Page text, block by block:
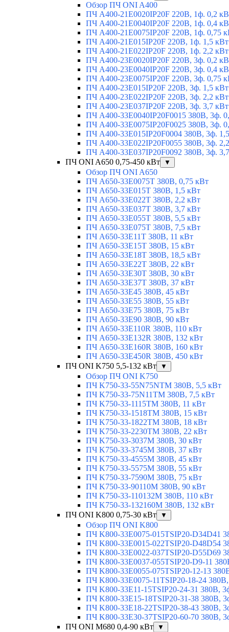
Обзор ПЧ ONI A400
ПЧ A400-21E0020IP20F 220В, 1ф. 0,2
ПЧ A400-21E0040IP20F 220В, 1ф. 0,4
ПЧ A400-21E0075IP20F 220В, 1ф. 0,75
ПЧ A400-21E015IP20F 220В, 1ф. 1,5 кВт
ПЧ A400-21E022IP20F 220В, 1ф. 2,2 кВт
ПЧ A400-23E0020IP20F 220В, 3ф. 0,2
ПЧ A400-23E0040IP20F 220В, 3ф. 0,4
ПЧ A400-23E0075IP20F 220В, 3ф. 0,75
ПЧ A400-23E015IP20F 220В, 3ф. 1,5 кВт
ПЧ A400-23E022IP20F 220В, 3ф. 2,2 кВт
ПЧ A400-23E037IP20F 220В, 3ф. 3,7 кВт
ПЧ A400-33E0040IP20F0015 380В, 3ф.
ПЧ A400-33E0075IP20F0025 380В, 3ф.
ПЧ A400-33E015IP20F0004 380В, 3ф.
ПЧ A400-33E022IP20F0055 380В, 3ф.
ПЧ A400-33E037IP20F0092 380В, 3ф.
ПЧ ONI A650 0,75-450 кВт
▼
Обзор ПЧ ONI A650
ПЧ A650-33E0075T 380В, 0,75 кВт
ПЧ A650-33E015T 380В, 1,5 кВт
ПЧ A650-33E022T 380В, 2,2 кВт
ПЧ A650-33E037T 380В, 3,7 кВт
ПЧ A650-33E055T 380В, 5,5 кВт
ПЧ A650-33E075T 380В, 7,5 кВт
ПЧ A650-33E11T 380В, 11 кВт
ПЧ A650-33E15T 380В, 15 кВт
ПЧ A650-33E18T 380В, 18,5 кВт
ПЧ A650-33E22T 380В, 22 кВт
ПЧ A650-33E30T 380В, 30 кВт
ПЧ A650-33E37T 380В, 37 кВт
ПЧ A650-33E45 380В, 45 кВт
ПЧ A650-33E55 380В, 55 кВт
ПЧ A650-33E75 380В, 75 кВт
ПЧ A650-33E90 380В, 90 кВт
ПЧ A650-33E110R 380В, 110 кВт
ПЧ A650-33E132R 380В, 132 кВт
ПЧ A650-33E160R 380В, 160 кВт
ПЧ A650-33E450R 380В, 450 кВт
ПЧ ONI K750 5,5-132 кВт
▼
Обзор ПЧ ONI K750
ПЧ K750-33-55N75NTM 380В, 5,5 кВт
ПЧ K750-33-75N11TM 380В, 7,5 кВт
ПЧ K750-33-1115TM 380В, 11 кВт
ПЧ K750-33-1518TM 380В, 15 кВт
ПЧ K750-33-1822TM 380В, 18 кВт
ПЧ K750-33-2230TM 380В, 22 кВт
ПЧ K750-33-3037M 380В, 30 кВт
ПЧ K750-33-3745M 380В, 37 кВт
ПЧ K750-33-4555M 380В, 45 кВт
ПЧ K750-33-5575M 380В, 55 кВт
ПЧ K750-33-7590M 380В, 75 кВт
ПЧ K750-33-90110M 380В, 90 кВт
ПЧ K750-33-110132M 380В, 110 кВт
ПЧ K750-33-132160M 380В, 132 кВт
ПЧ ONI K800 0,75-30 кВт
▼
Обзор ПЧ ONI K800
ПЧ K800-33E0075-015TSIP20-D34D41
ПЧ K800-33E0015-022TSIP20-D48D54
ПЧ K800-33E0022-037TSIP20-D55D69
ПЧ K800-33E0037-055TSIP20-D9-11
ПЧ K800-33E0055-075TSIP20-12-13
ПЧ K800-33E0075-11TSIP20-18-24
ПЧ K800-33E11-15TSIP20-24-31 380В,
ПЧ K800-33E15-18TSIP20-31-38 380В,
ПЧ K800-33E18-22TSIP20-38-43 380В,
ПЧ K800-33E30-37TSIP20-60-70 380В,
ПЧ ONI M680 0,4-90 кВт
▼